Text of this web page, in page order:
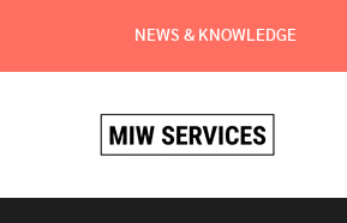
content
NEWS & KNOWLEDGE